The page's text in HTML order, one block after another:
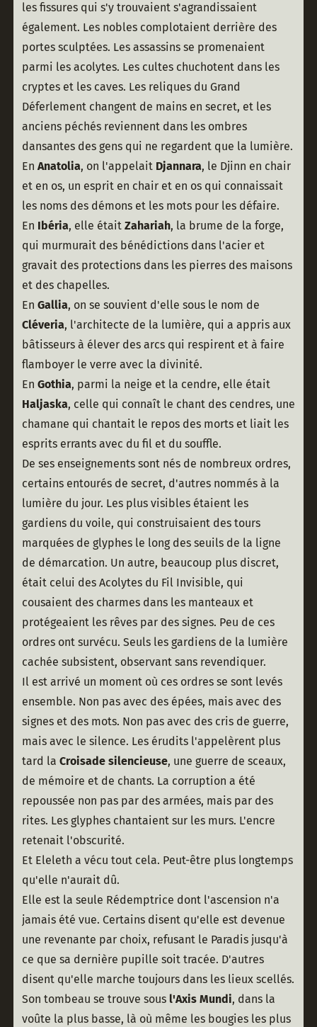
les fissures qui s'y trouvaient s'agrandissaient
également. Les nobles complotaient derrière des
portes sculptées. Les assassins se promenaient
parmi les acolytes. Les cultes chuchotent dans les
cryptes et les caves. Les reliques du Grand
Déferlement changent de mains en secret, et les
anciens péchés reviennent dans les ombres
dansantes des gens qui ne regardent que la lumière.
En Anatolia, on l'appelait Djannara, le Djinn en chair
et en os, un esprit en chair et en os qui connaissait
les noms des démons et les mots pour les défaire.
En Ibéria, elle était Zahariah, la brume de la forge,
qui murmurait des bénédictions dans l'acier et
gravait des protections dans les pierres des maisons
et des chapelles.
En Gallia
Cléveria, l'architecte de la lumière, qui a appris aux
bâtisseurs à élever des arcs qui respirent et à faire
flamboyer le verre avec la divinité.
En Gothia
, parmi la neige et la cendre, elle était
Haljaska, celle qui connaît le chant des cendres, une
chamane qui chantait le repos des morts et liait les
esprits errants avec du fil et du souffle.
De ses enseignements sont nés de nombreux ordres,
certains entourés de secret, d'autres nommés à la
lumière du jour. Les plus visibles étaient les
gardiens du voile, qui construisaient des tours
marquées de glyphes le long des seuils de la ligne
de démarcation. Un autre, beaucoup plus discret,
était celui des Acolytes du Fil Invisible, qui
cousaient des charmes dans les manteaux et
protégeaient les rêves par des signes. Peu de ces
ordres ont survécu. Seuls les gardiens de la lumière
cachée subsistent, observant sans revendiquer.
Il est arrivé un moment où ces ordres se sont levés
ensemble. Non pas avec des épées, mais avec des
signes et des mots. Non pas avec des cris de guerre,
mais avec le silence. Les érudits l'appelèrent plus
tard la Croisade silencieuse, une guerre de sceaux,
de mémoire et de chants. La corruption a été
repoussée non pas par des armées, mais par des
rites. Les glyphes chantaient sur les murs. L'encre
retenait l'obscurité.
Et Eleleth a vécu tout cela. Peut-être plus longtemps
qu'elle n'aurait dû.
Elle est la seule Rédemptrice dont l'ascension n'a
jamais été vue. Certains disent qu'elle est devenue
une revenante par choix, refusant le Paradis jusqu'à
ce que sa dernière pupille soit tracée. D'autres
disent qu'elle marche toujours dans les lieux scellés.
Son tombeau se trouve sous l'Axis Mundi, dans la
voûte la plus basse, là où même les bougies les plus